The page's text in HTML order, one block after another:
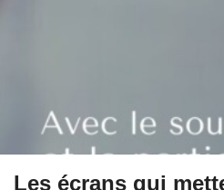
Les écrans qui